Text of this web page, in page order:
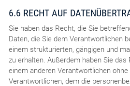
6.6 RECHT AUF
Sie haben das Recht, die Sie
Daten, die Sie dem Verantwortlichen
einem strukturierten, gängigen und
zu erhalten. Außerdem haben Sie das
einem anderen Verantwortlichen
Verantwortlichen, dem die